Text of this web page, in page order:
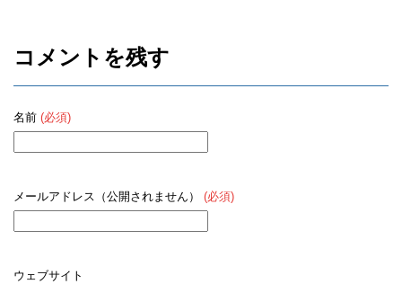
コメントを残す
名前 (必須)
メールアドレス（公開されません） (必須)
ウェブサイト